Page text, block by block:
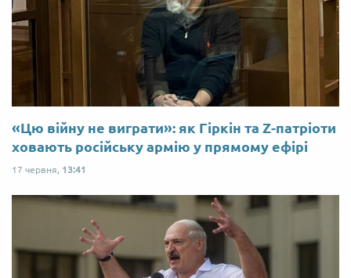
«Цю війну не виграти»: як Гіркін та Z-патріоти
ховають російську армію у прямому ефірі
17 червня, 13:41